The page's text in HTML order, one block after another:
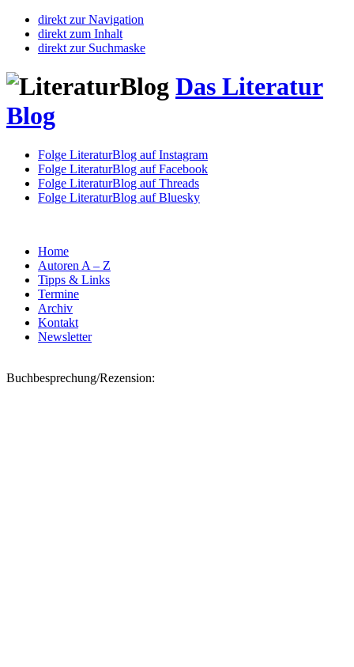
direkt zur Navigation
direkt zum Inhalt
direkt zur Suchmaske
Das Literatur
Blog
Folge LiteraturBlog auf Instagram
Folge LiteraturBlog auf Facebook
Folge LiteraturBlog auf Threads
Folge LiteraturBlog auf Bluesky
Home
Autoren A – Z
Tipps & Links
Termine
Archiv
Kontakt
Newsletter
Buchbesprechung/Rezension: